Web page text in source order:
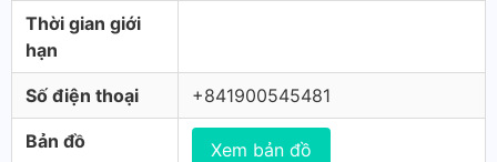
Thời gian giới
hạn
Số điện thoại +841900545481
Bản đồ Xem bản đồ